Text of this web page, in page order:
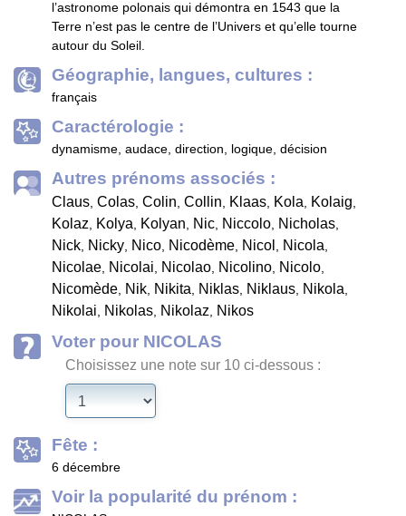
l’astronome polonais qui démontra en 1543 que la
Terre n’est pas le centre de l’Univers et qu’elle tourne
autour du Soleil.
Géographie, langues, cultures :
français
Caractérologie :
dynamisme, audace, direction, logique, décision
Autres prénoms associés :
Claus, Colas, Colin, Collin, Klaas, Kola, Kolaig,
Kolaz, Kolya, Kolyan, Nic, Niccolo, Nicholas,
Nick, Nicky, Nico, Nicodème, Nicol , Nicola,
Nicolae, Nicolai, Nicolao, Nicolino, Nicolo,
Nicomède, Nik, Nikita, Niklas, Niklaus, Nikola,
Nikolai, Nikolas, Nikolaz, Nikos
Voter pour NICOLAS
Choisissez une note sur 10 ci-dessous :
Fête :
6 décembre
Voir la popularité du prénom :